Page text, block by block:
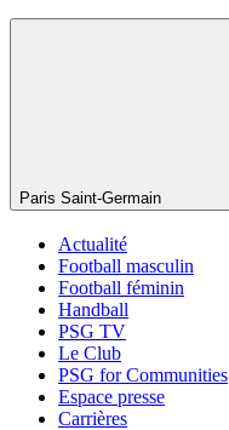
Paris Saint-Germain
Actualité
Football masculin
Football féminin
Handball
PSG TV
Le Club
PSG for Communities
Espace presse
Carrières